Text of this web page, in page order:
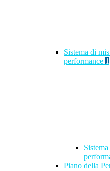
Sistema di
performance 1
Piano della